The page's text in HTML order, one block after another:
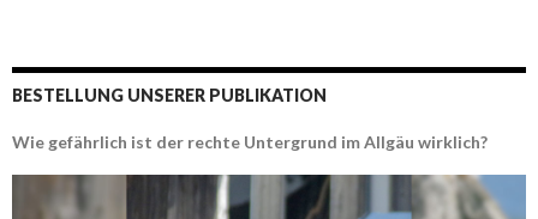
BESTELLUNG UNSERER PUBLIKATION
Wie gefährlich ist der rechte Untergrund im Allgäu wirklich?